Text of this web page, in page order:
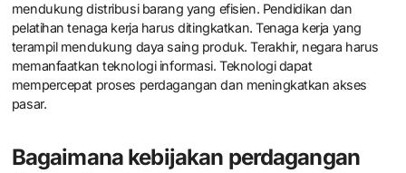
mendukung distribusi barang yang efisien. Pendidikan dan
pelatihan tenaga kerja harus ditingkatkan. Tenaga kerja yang
terampil mendukung daya saing produk. Terakhir, negara harus
memanfaatkan teknologi informasi. Teknologi dapat
mempercepat proses perdagangan dan meningkatkan akses
pasar.
Bagaimana kebijakan perdagangan